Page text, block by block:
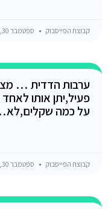
קבוצת הפייסבוק ספטמבר 30, 2022
ערבות הדדית …
פעיל,יתן אותו
על כמה
קבוצת הפייסבוק ספטמבר 30, 2022